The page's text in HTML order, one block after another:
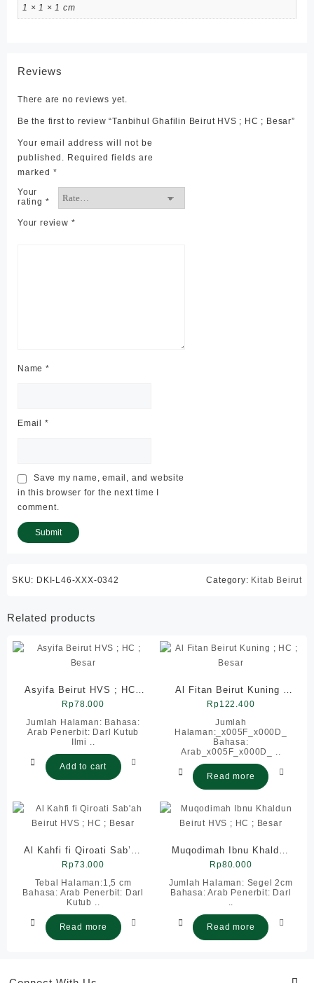
1 × 1 × 1 cm
Reviews
There are no reviews yet.
Be the first to review “Tanbihul Ghafilin Beirut HVS ; HC ; Besar”
Your email address will not be
published. Required fields are
marked *
Your
rating *
Your review *
Name *
Email *
Save my name, email, and website
in this browser for the next time I
comment.
SKU: DKI-L46-XXX-0342 Category: Kitab Beirut
Related products
Asyifa Beirut HVS ; HC ;
Besar
Rp78.000
Jumlah Halaman: Bahasa:
Arab Penerbit: Darl Kutub
Ilmi ..
Add to cart
Al Fitan Beirut Kuning ;
HC ; Besar
Rp122.400
Jumlah
Halaman:_x005F_x000D_
Bahasa:
Arab_x005F_x000D_ ..
Read more
Al Kahfi fi Qiroati Sab’ah
Beirut HVS ; HC ; Besar
Rp73.000
Tebal Halaman:1,5 cm
Bahasa: Arab Penerbit: Darl
Kutub ..
Read more
Muqodimah Ibnu Khaldun
Beirut HVS ; HC ; Besar
Rp80.000
Jumlah Halaman: Segel 2cm
Bahasa: Arab Penerbit: Darl
Read more